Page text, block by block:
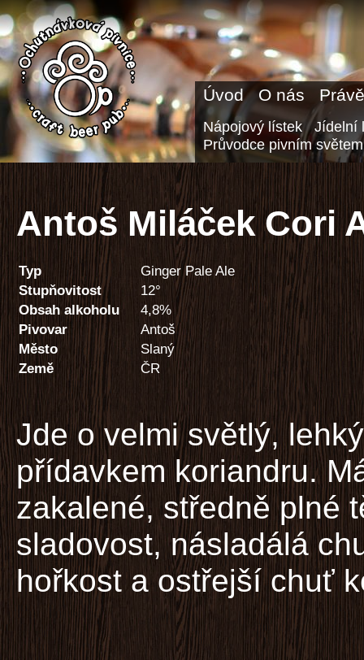
Úvod O nás
Nápojový lístek
Jídelní
Průvodce pivním světem
Antoš Miláček Cori
Typ
Ginger Pale Ale
Stupňovitost
12°
Obsah alkoholu
4,8%
Pivovar
Antoš
Město
Slaný
Země
ČR
Jde o velmi světlý,
přídavkem koriandru.
zakalené, středně plné
sladovost, násladálá
hořkost a ostřejší chuť